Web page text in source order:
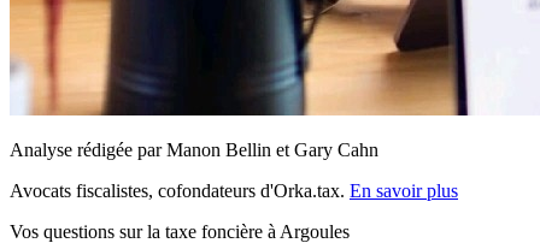
Analyse rédigée par Manon Bellin et Gary Cahn
Avocats fiscalistes, cofondateurs d'Orka.tax. En savoir plus
Vos questions sur la taxe foncière à Argoules